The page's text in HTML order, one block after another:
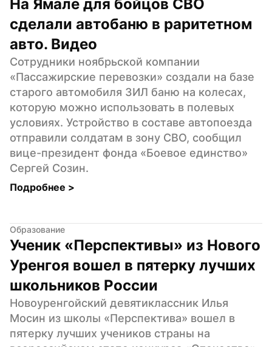
На Ямале для бойцов СВО
сделали автобаню в раритетном
авто. Видео
Сотрудники ноябрьской компании
«Пассажирские перевозки» создали на базе
старого автомобиля ЗИЛ баню на колесах,
которую можно использовать в полевых
условиях. Устройство в составе автопоезда
отправили солдатам в зону СВО, сообщил
вице-президент фонда «Боевое единство»
Сергей Созин.
Подробнее >
Образование
Ученик «Перспективы» из Нового
Уренгоя вошел в пятерку лучших
школьников России
Новоуренгойский девятиклассник Илья
Мосин из школы «Перспектива» вошел в
пятерку лучших учеников страны на